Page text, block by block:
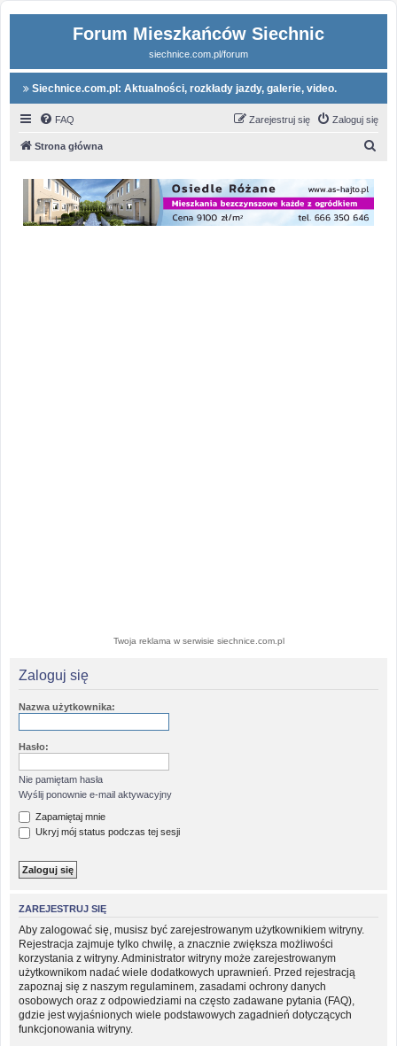
Forum Mieszkańców Siechnic
siechnice.com.pl/forum
Siechnice.com.pl: Aktualności, rozkłady jazdy, galerie, video.
FAQ Zaloguj się
Zarejestruj się
Strona główna
Twoja reklama w serwisie siechnice.com.pl
Zaloguj się
Nazwa użytkownika:
Hasło:
Nie pamiętam hasła
Wyślij ponownie e-mail aktywacyjny
Zapamiętaj mnie
Ukryj mój status podczas tej sesji
ZAREJESTRUJ SIĘ
Aby zalogować się, musisz być zarejestrowanym użytkownikiem witryny.
Rejestracja zajmuje tylko chwilę, a znacznie zwiększa możliwości
korzystania z witryny. Administrator witryny może zarejestrowanym
użytkownikom nadać wiele dodatkowych uprawnień. Przed rejestracją
zapoznaj się z naszym regulaminem, zasadami ochrony danych
osobowych oraz z odpowiedziami na często zadawane pytania (FAQ),
gdzie jest wyjaśnionych wiele podstawowych zagadnień dotyczących
funkcjonowania witryny.